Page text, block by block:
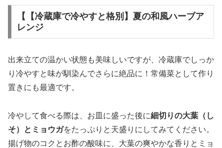
【【冷蔵庫で冷やすと格別】夏の和風ハーブア
レンジ
出来立ての温かい状態も美味しいですが、冷蔵庫でしっか
り冷やすと味が馴染んでさらに絶品に！常備菜として作り
置きにも最適です。
冷やして食べる際は、お皿に盛った後に細切りの大葉（し
そ）とミョウガをたっぷりと天盛りにしてみてください。
揚げ物のコクとお酢の酸味に、大葉の爽やかな香りとミョ